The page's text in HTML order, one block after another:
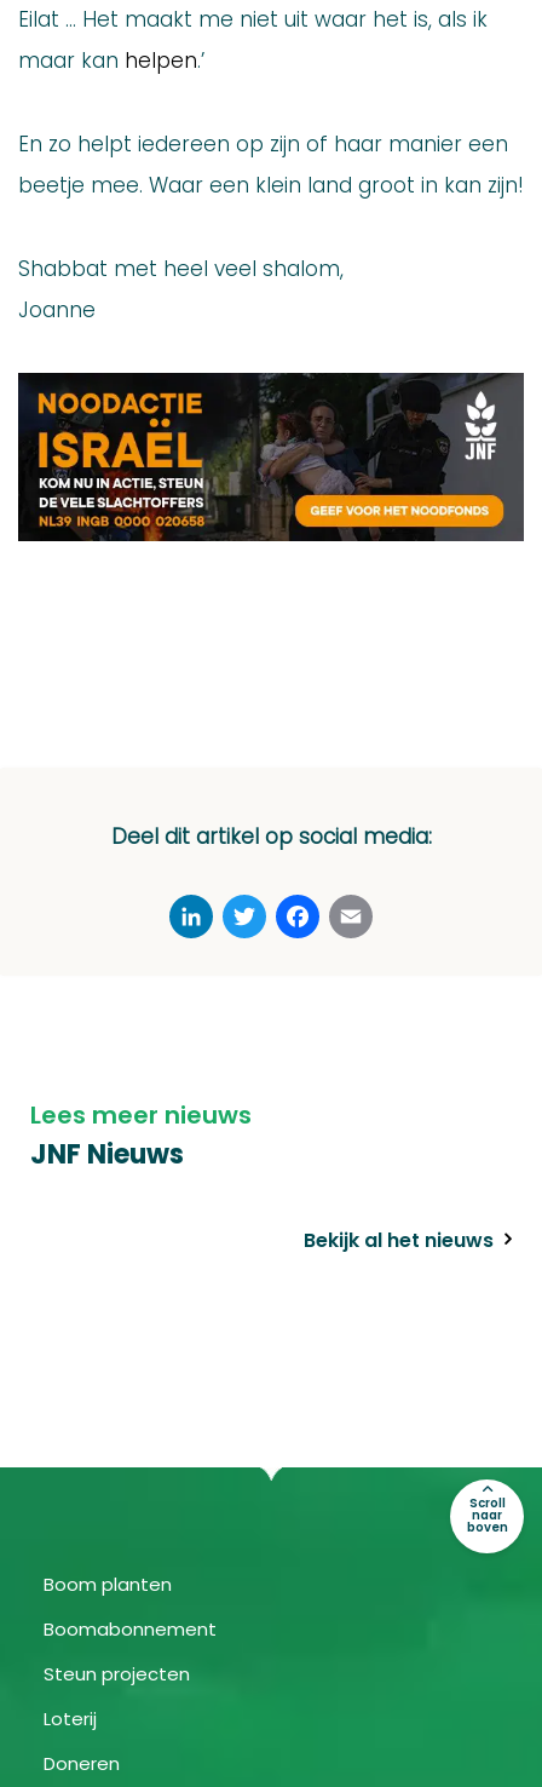
Eilat … Het maakt me niet uit waar het is, als ik
maar kan helpen.’
En zo helpt iedereen op zijn of haar manier een
beetje mee. Waar een klein land groot in kan zijn!
Shabbat met heel veel shalom,
Joanne
Deel dit artikel op social media:
LinkedInTwitterFacebook
Lees meer nieuws
JNF Nieuws
Bekijk al het nieuws
Boom planten
Boomabonnement
Steun projecten
Loterij
Doneren
Scroll
naar
boven